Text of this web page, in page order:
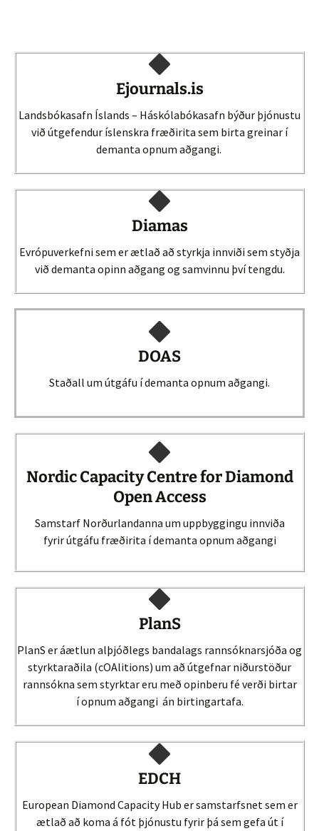
Ejournals.is
Landsbókasafn Íslands – Háskólabókasafn býður þjónustu
við útgefendur íslenskra fræðirita sem birta greinar í
demanta opnum aðgangi.
Diamas
Evrópuverkefni sem er ætlað að styrkja innviði sem styðja
við demanta opinn aðgang og samvinnu því tengdu.
DOAS
Staðall um útgáfu í demanta opnum aðgangi.
Nordic Capacity Centre for Diamond
Open Access
Samstarf Norðurlandanna um uppbyggingu innviða
fyrir útgáfu fræðirita í demanta opnum aðgangi
PlanS
PlanS er áætlun alþjóðlegs bandalags rannsóknarsjóða og
styrktaraðila (cOAlitions) um að útgefnar niðurstöður
rannsókna sem styrktar eru með opinberu fé verði birtar
í opnum aðgangi án birtingartafa.
EDCH
European Diamond Capacity Hub er samstarfsnet sem er
ætlað að koma á fót þjónustu fyrir þá sem gefa út í